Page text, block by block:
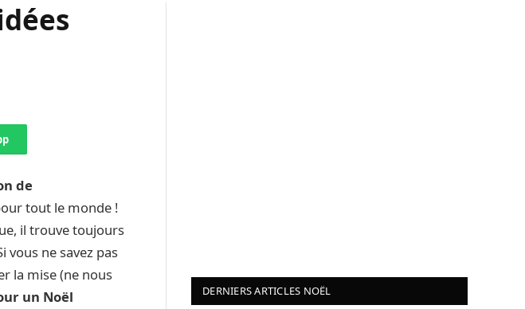
de
tout le monde !
il trouve toujours
vous ne savez pas
la mise (ne nous
un Noël
DERNIERS ARTICLES NOËL